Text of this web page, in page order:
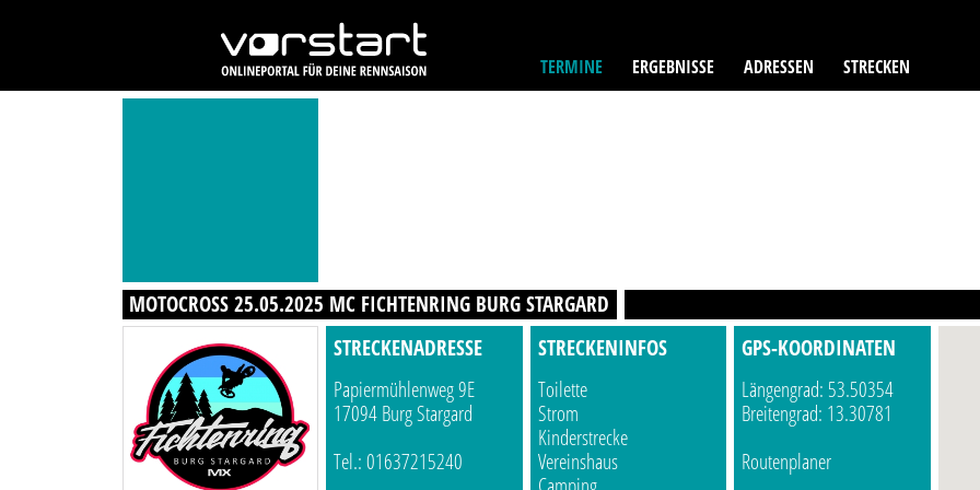
TERMINE ERGEBNISSE ADRESSEN STRECKEN
MOTOCROSS 25.05.2025 MC FICHTENRING BURG STARGARD
STRECKENADRESSE
Papiermühlenweg 9E
17094 Burg Stargard
Tel.: 01637215240
STRECKENINFOS
Toilette
Strom
Kinderstrecke
Vereinshaus
GPS-KOORDINATEN
Längengrad: 53.50354
Breitengrad: 13.30781
Routenplaner